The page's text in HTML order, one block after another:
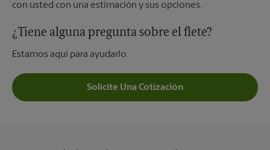
con usted con una estimación y sus opciones.
¿Tiene alguna pregunta sobre el flete?
Estamos aquí para ayudarlo.
Solicite Una Cotización